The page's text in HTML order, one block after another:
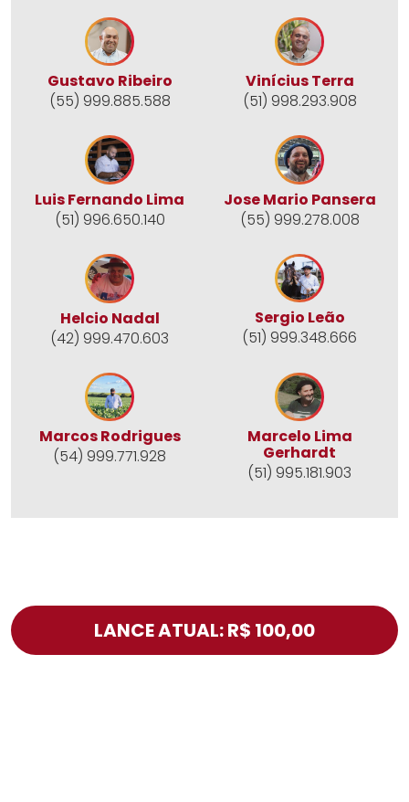
Gustavo Ribeiro
(55) 999.885.588
Vinícius Terra
(51) 998.293.908
Luis Fernando Lima
(51) 996.650.140
Jose Mario Pansera
(55) 999.278.008
Helcio Nadal
(42) 999.470.603
Sergio Leão
(51) 999.348.666
Marcos Rodrigues
(54) 999.771.928
Marcelo Lima
Gerhardt
(51) 995.181.903
LANCE ATUAL: R$ 100,00